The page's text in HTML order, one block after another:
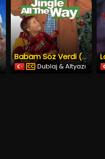
İzle
Babam Söz Verdi (1996) İzle
Dublaj & Altyazı